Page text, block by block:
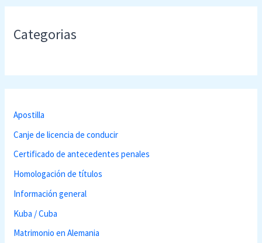
Categorias
Apostilla
Canje de licencia de conducir
Certificado de antecedentes penales
Homologación de títulos
Información general
Kuba / Cuba
Matrimonio en Alemania